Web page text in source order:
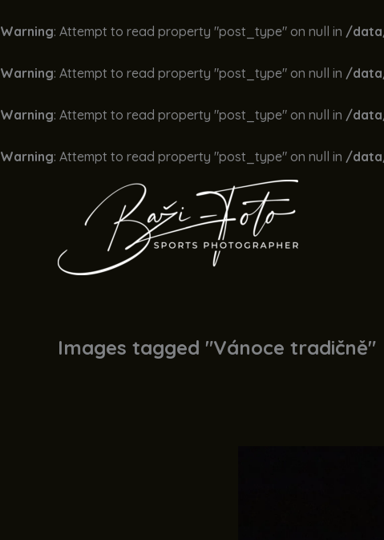
Warning: Attempt to read property "post_type" on null in /
Warning: Attempt to read property "post_type" on null in /
Warning: Attempt to read property "post_type" on null in /
Warning: Attempt to read property "post_type" on null in /
Images tagged "Vánoce tradičně"